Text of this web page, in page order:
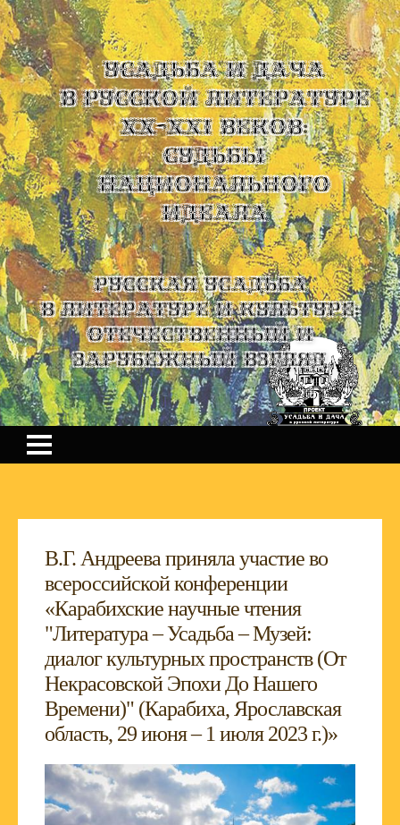
УСАДЬБА И ДАЧА
В РУССКОЙ ЛИТЕРАТУРЕ
XX-XXI ВЕКОВ:
СУДЬБЫ
НАЦИОНАЛЬНОГО
ИДЕАЛА
Русская усадьба
в литературе и культуре:
отечественный и
зарубежный взгляд
В.Г. Андреева приняла участие во
всероссийской конференции
«Карабихские научные чтения
"Литература – Усадьба – Музей:
диалог культурных пространств (От
Некрасовской Эпохи До Нашего
Времени)" (Карабиха, Ярославская
область, 29 июня – 1 июля 2023 г.)»